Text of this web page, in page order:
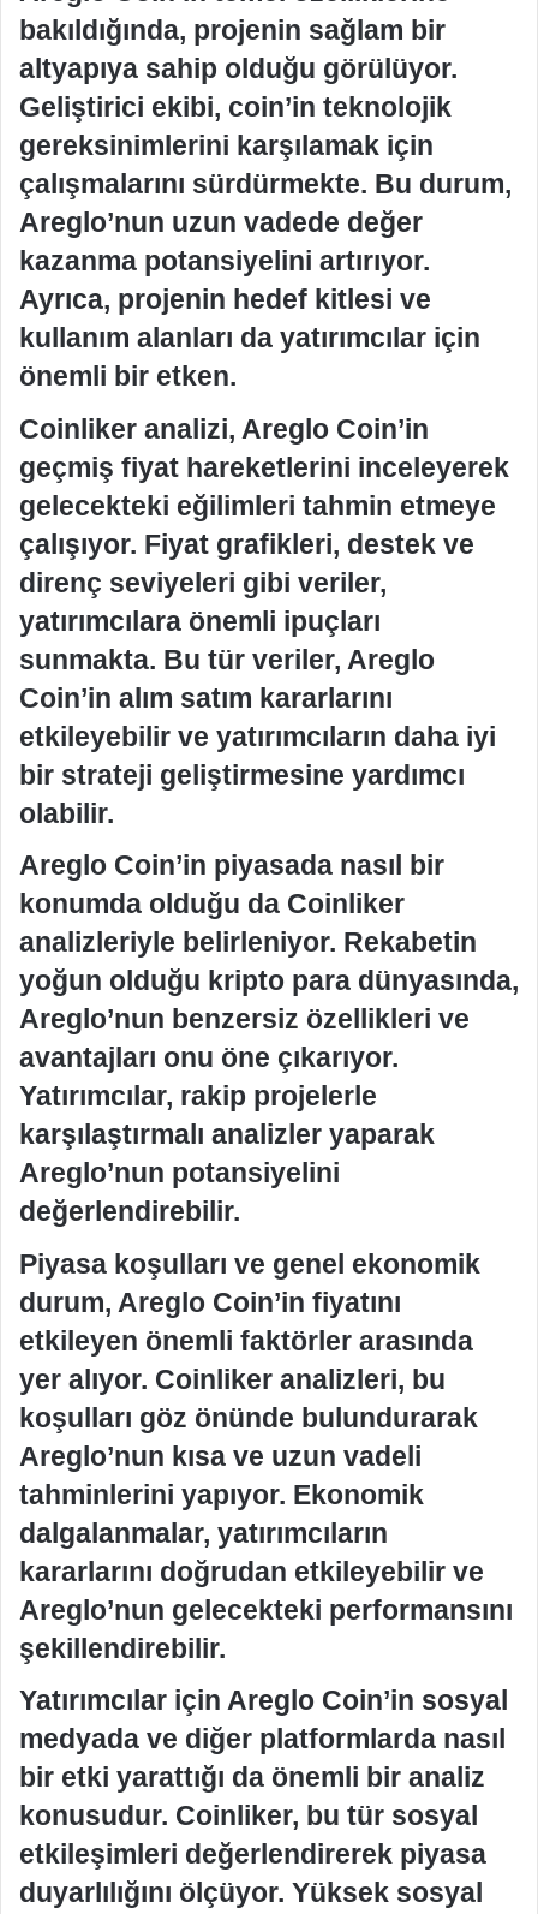
bakıldığında, projenin sağlam bir
altyapıya sahip olduğu görülüyor.
Geliştirici ekibi, coin’in teknolojik
gereksinimlerini karşılamak için
çalışmalarını sürdürmekte. Bu durum,
Areglo’nun uzun vadede değer
kazanma potansiyelini artırıyor.
Ayrıca, projenin hedef kitlesi ve
kullanım alanları da yatırımcılar için
önemli bir etken.
Coinliker analizi, Areglo Coin’in
geçmiş fiyat hareketlerini inceleyerek
gelecekteki eğilimleri tahmin etmeye
çalışıyor. Fiyat grafikleri, destek ve
direnç seviyeleri gibi veriler,
yatırımcılara önemli ipuçları
sunmakta. Bu tür veriler, Areglo
Coin’in alım satım kararlarını
etkileyebilir ve yatırımcıların daha iyi
bir strateji geliştirmesine yardımcı
olabilir.
Areglo Coin’in piyasada nasıl bir
konumda olduğu da Coinliker
analizleriyle belirleniyor. Rekabetin
yoğun olduğu kripto para dünyasında,
Areglo’nun benzersiz özellikleri ve
avantajları onu öne çıkarıyor.
Yatırımcılar, rakip projelerle
karşılaştırmalı analizler yaparak
Areglo’nun potansiyelini
değerlendirebilir.
Piyasa koşulları ve genel ekonomik
durum, Areglo Coin’in fiyatını
etkileyen önemli faktörler arasında
yer alıyor. Coinliker analizleri, bu
koşulları göz önünde bulundurarak
Areglo’nun kısa ve uzun vadeli
tahminlerini yapıyor. Ekonomik
dalgalanmalar, yatırımcıların
kararlarını doğrudan etkileyebilir ve
Areglo’nun gelecekteki performansını
şekillendirebilir.
Yatırımcılar için Areglo Coin’in sosyal
medyada ve diğer platformlarda nasıl
bir etki yarattığı da önemli bir analiz
konusudur. Coinliker, bu tür sosyal
etkileşimleri değerlendirerek piyasa
duyarlılığını ölçüyor. Yüksek sosyal